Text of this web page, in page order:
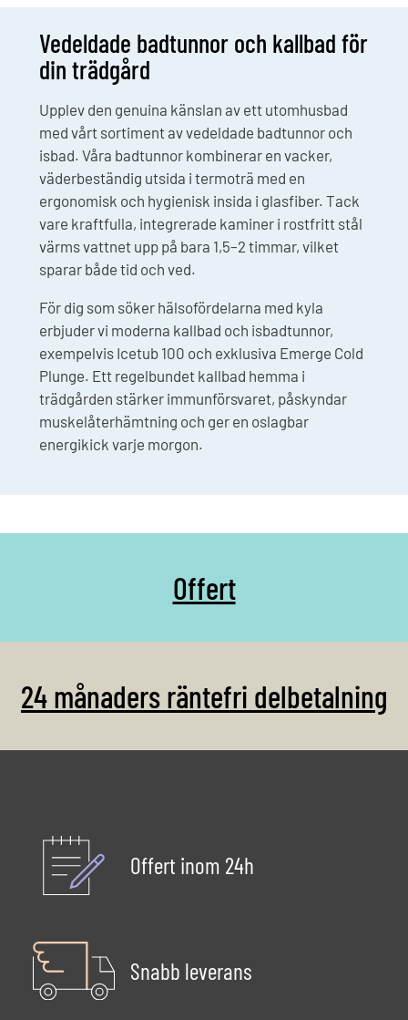
Vedeldade badtunnor och kallbad för
din trädgård
Upplev den genuina känslan av ett utomhusbad
med vårt sortiment av vedeldade badtunnor och
isbad. Våra badtunnor kombinerar en vacker,
väderbeständig utsida i termoträ med en
ergonomisk och hygienisk insida i glasfiber. Tack
vare kraftfulla, integrerade kaminer i rostfritt stål
värms vattnet upp på bara 1,5–2 timmar, vilket
sparar både tid och ved.
För dig som söker hälsofördelarna med kyla
erbjuder vi moderna kallbad och isbadtunnor,
exempelvis Icetub 100 och exklusiva Emerge Cold
Plunge. Ett regelbundet kallbad hemma i
trädgården stärker immunförsvaret, påskyndar
muskelåterhämtning och ger en oslagbar
energikick varje morgon.
kallbadare.
Offert
24 månaders räntefri delbetalning
Offert inom 24h
Snabb leverans